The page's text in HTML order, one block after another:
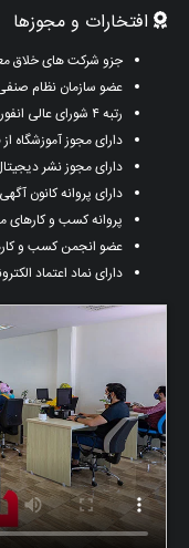
افتخارات و مجوزها
جزو شرکت های خلاق
عضو سازمان نظام صنفی
رتبه ۴ شورای عالی انفورماتیک
دارای مجوز آموزشگاه
دارای مجوز نشر
دارای پروانه کانون
پروانه کسب و کارهای
عضو انجمن کسب و
دارای نماد اعتماد